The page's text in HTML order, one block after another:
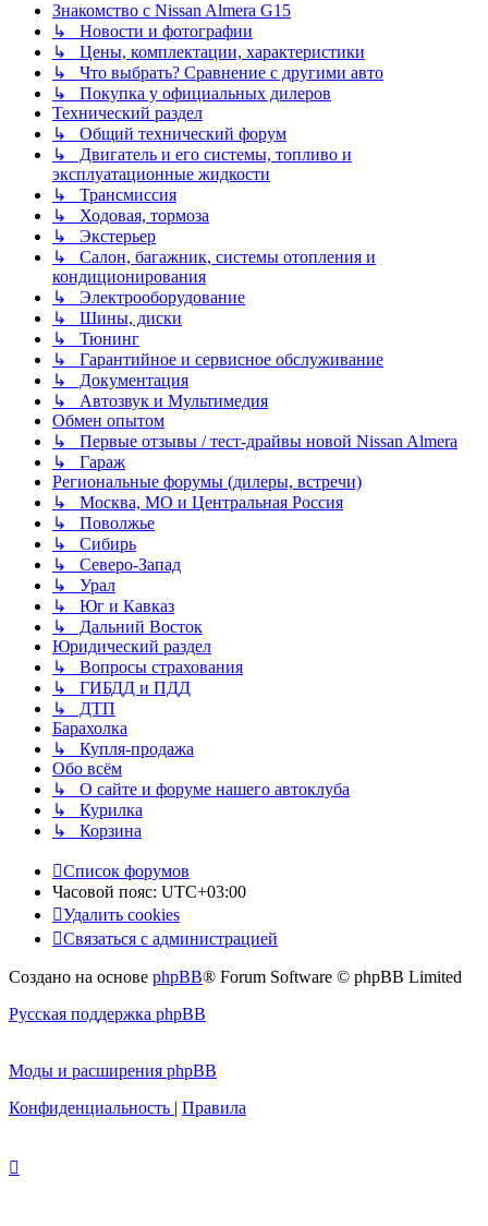
Знакомство с Nissan Almera G15
↳ Новости и фотографии
↳ Цены, комплектации, характеристики
↳ Что выбрать? Сравнение с другими авто
↳ Покупка у официальных дилеров
Технический раздел
↳ Общий технический форум
↳ Двигатель и его системы, топливо и
эксплуатационные жидкости
↳ Трансмиссия
↳ Ходовая, тормоза
↳ Экстерьер
↳ Салон, багажник, системы отопления и
кондиционирования
↳ Электрооборудование
↳ Шины, диски
↳ Тюнинг
↳ Гарантийное и сервисное обслуживание
↳ Документация
↳ Автозвук и Мультимедия
Обмен опытом
↳ Первые отзывы / тест-драйвы новой Nissan Almera
↳ Гараж
Региональные форумы (дилеры, встречи)
↳ Москва, МО и Центральная Россия
↳ Поволжье
↳ Сибирь
↳ Северо-Запад
↳ Урал
↳ Юг и Кавказ
↳ Дальний Восток
Юридический раздел
↳ Вопросы страхования
↳ ГИБДД и ПДД
↳ ДТП
Барахолка
↳ Купля-продажа
Обо всём
↳ О сайте и форуме нашего автоклуба
↳ Курилка
↳ Корзина
Список форумов
Часовой пояс: UTC+03:00
Удалить cookies
Связаться с администрацией
Создано на основе phpBB® Forum Software © phpBB Limited
Русская поддержка phpBB
Моды и расширения phpBB
Конфиденциальность | Правила